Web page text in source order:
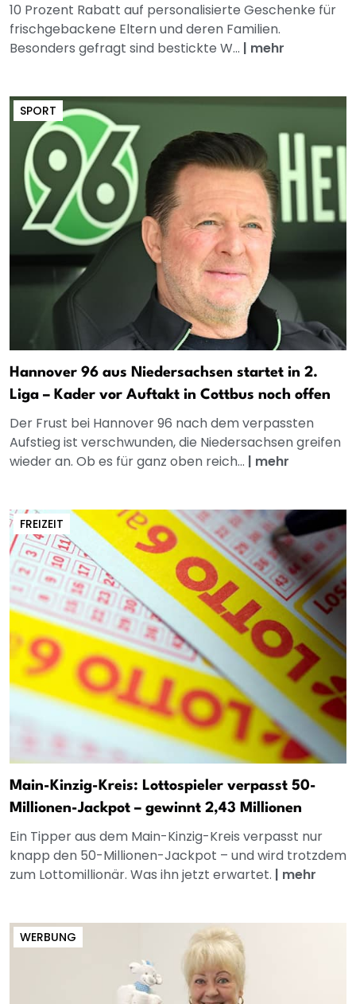
10 Prozent Rabatt auf personalisierte Geschenke für
frischgebackene Eltern und deren Familien.
Besonders gefragt sind bestickte W... | mehr
SPORT
Hannover 96 aus Niedersachsen startet in 2.
Liga – Kader vor Auftakt in Cottbus noch offen
Der Frust bei Hannover 96 nach dem verpassten
Aufstieg ist verschwunden, die Niedersachsen greifen
wieder an. Ob es für ganz oben reich... | mehr
FREIZEIT
Main-Kinzig-Kreis: Lottospieler verpasst 50-
Millionen-Jackpot – gewinnt 2,43 Millionen
Ein Tipper aus dem Main-Kinzig-Kreis verpasst nur
knapp den 50-Millionen-Jackpot – und wird trotzdem
zum Lottomillionär. Was ihn jetzt erwartet. | mehr
WERBUNG